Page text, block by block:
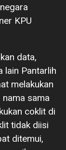
KPU
data,
lain Pantarlih
melakukan
sama
coklit di
tidak diisi
ditemui,